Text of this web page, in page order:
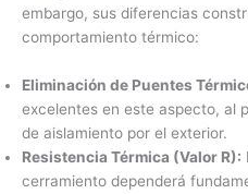
embargo, sus diferencias
comportamiento térmico:
Eliminación de Puentes
excelentes en este aspecto, al
de aislamiento por el exterior.
Resistencia Térmica (Valor R):
cerramiento dependerá